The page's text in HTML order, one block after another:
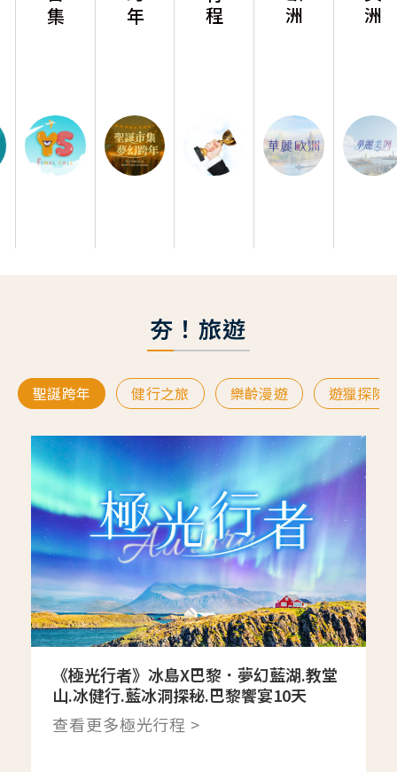
夯！旅遊
聖誕跨年 健行之旅 樂齡漫遊 遊獵探險
《極光行者》冰島X巴黎．夢幻藍湖.教堂
山.冰健行.藍冰洞探秘.巴黎饗宴10天
查看更多極光行程 >